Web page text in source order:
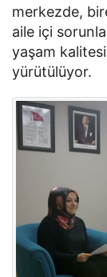
merkezde,
aile içi
yaşam
yürütülüyor.